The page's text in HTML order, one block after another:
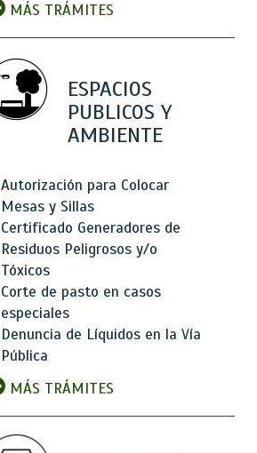
MÁS TRÁMITES
ESPACIOS
PUBLICOS Y
AMBIENTE
Autorización para Colocar
Mesas y Sillas
Certificado Generadores de
Residuos Peligrosos y/o
Tóxicos
Corte de pasto en casos
especiales
Denuncia de Líquidos en la Vía
Pública
MÁS TRÁMITES